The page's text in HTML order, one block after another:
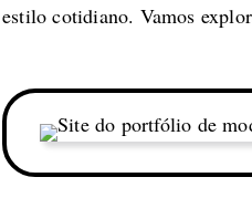
estilo cotidiano. Vamos